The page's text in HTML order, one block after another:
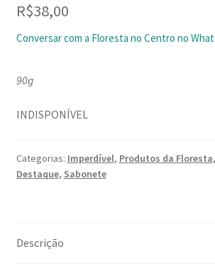
R$38,00
Conversar com a Floresta no Centro no
90g
INDISPONÍVEL
Categorias: Imperdível, Produtos da Floresta,
Destaque, Sabonete
Descrição